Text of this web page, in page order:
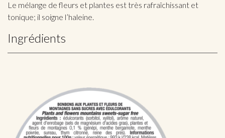
Le mélange de fleurs et plantes est très rafraîchissant et
tonique; il soigne l’haleine.
Ingrédients